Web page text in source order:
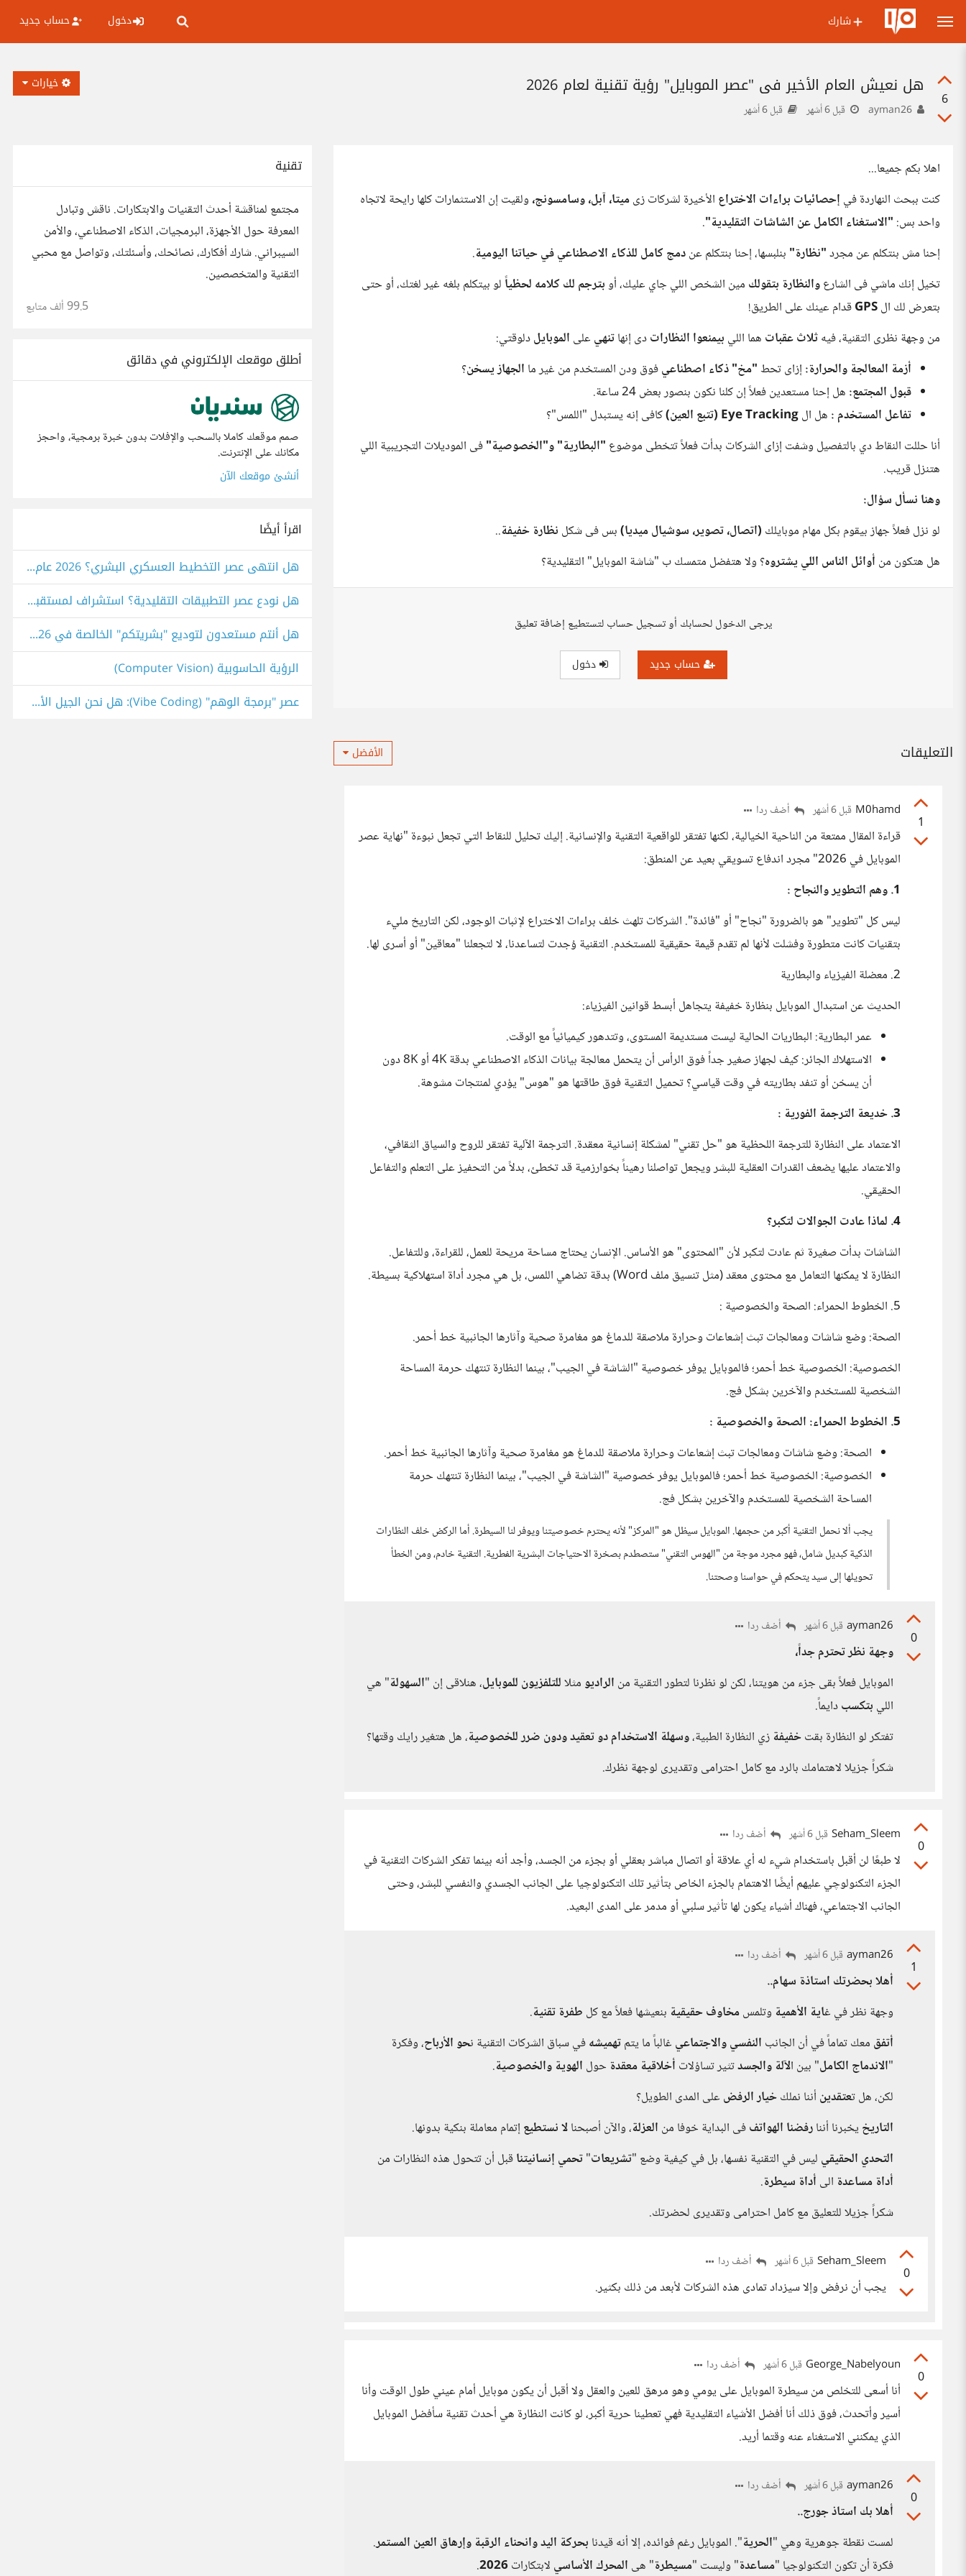
شارك دخول حساب جديد
6
هل نعيش العام الأخير في "عصر الموبايل" رؤية تقنية لعام 2026
قبل 6 أشهر قبل 6 أشهر
خيارات
اهلا بكم جميعا...
كنت ببحث النهاردة في إحصائيات براءات الاختراع الأخيرة لشركات زىميتا، آبل، وسامسونج، ولقيت إن الاستثمارات كلها رايحة لاتجاه
واحد بس: "الاستغناء الكامل عن الشاشات التقليدية".
إحنا مش بنتكلم عن مجرد"نظارة" بنلبسها، إحنا بنتكلم عندمج كامل للذكاء الاصطناعي في حياتنا اليومية.
تخيل إنك ماشي فى الشارعوالنظارة بتقولك مين الشخص اللي جاي عليك، أوبترجم لك كلامه لحظياً لو بيتكلم بلغه غير لغتك، أو حتى
بتعرض لك الGPSقدام عينك على الطريق!
من وجهة نظرى التقنية، فيهثلاث عقبات هما اللي بيمنعوا النظاراتدى إنهاتنهي على الموبايلدلوقتي:
أزمة المعالجة والحرارة:إزاى تحط"مخ"ذكاء اصطناعيفوق ودن المستخدم من غير ما الجهاز يسخن؟
قبول المجتمع: هل إحنا مستعدين فعلاً إن كلنا نكون بنصور بعض 24 ساعة.
تفاعل المستخدم : هل الEye Tracking (تتبع العين)كافى إنه يستبدل "اللمس"؟
أنا حللت النقاط دي بالتفصيل وشفت إزاى الشركات بدأت فعلاً تتخطى موضوع "البطارية" و"الخصوصية"فى الموديلات التجريبية اللي
هتنزل قريب.
وهنا نسأل سؤال:
لو نزل فعلاً جهاز بيقوم بكل مهام موبايلك (اتصال، تصوير، سوشيال ميديا)بس فى شكل نظارة خفيفة..
هل هتكون من أوائل الناس اللي يشتروه؟ ولا هتفضل متمسك ب "شاشة الموبايل" التقليدية؟
يرجى الدخول لحسابك أو تسجيل حساب لتستطيع إضافة تعليق
حساب جديد دخول
التعليقات الأفضل
1
M0hamd قبل 6 أشهر أضف ردا
قراءة المقال ممتعة من الناحية الخيالية، لكنها تفتقر للواقعية التقنية والإنسانية. إليك تحليل للنقاط التي تجعل نبوءة "نهاية عصر
الموبايل في 2026" مجرد اندفاع تسويقي بعيد عن المنطق:
1. وهم التطوير والنجاح :
ليس كل "تطوير" هو بالضرورة "نجاح" أو "فائدة". الشركات تلهث خلف براءات الاختراع لإثبات الوجود، لكن التاريخ مليء
بتقنيات كانت متطورة وفشلت لأنها لم تقدم قيمة حقيقية للمستخدم. التقنية وُجدت لتساعدنا، لا لتجعلنا "معاقين" أو أسرى لها.
2. معضلة الفيزياء والبطارية
الحديث عن استبدال الموبايل بنظارة خفيفة يتجاهل أبسط قوانين الفيزياء:
عمر البطارية: البطاريات الحالية ليست مستديمة المستوى، وتتدهور كيميائياً مع الوقت.
الاستهلاك الجائر: كيف لجهاز صغير جداً فوق الرأس أن يتحمل معالجة بيانات الذكاء الاصطناعي بدقة 4K أو 8K دون
أن يسخن أو تنفد بطاريته في وقت قياسي؟ تحميل التقنية فوق طاقتها هو "هوس" يؤدي لمنتجات مشوهة.
3. خديعة الترجمة الفورية :
الاعتماد على النظارة للترجمة اللحظية هو "حل تقني" لمشكلة إنسانية معقدة. الترجمة الآلية تفتقر للروح والسياق الثقافي،
والاعتماد عليها يضعف القدرات العقلية للبشر ويجعل تواصلنا رهيناً بخوارزمية قد تخطئ، بدلاً من التحفيز على التعلم والتفاعل
الحقيقي.
4. لماذا عادت الجوالات لتكبر؟
الشاشات بدأت صغيرة ثم عادت لتكبر لأن "المحتوى" هو الأساس. الإنسان يحتاج مساحة مريحة للعمل، للقراءة، وللتفاعل.
النظارة لا يمكنها التعامل مع محتوى معقد (مثل تنسيق ملف Word) بدقة تضاهي اللمس، بل هي مجرد أداة استهلاكية بسيطة.
5. الخطوط الحمراء: الصحة والخصوصية :
الصحة: وضع شاشات ومعالجات تبث إشعاعات وحرارة ملاصقة للدماغ هو مغامرة صحية وآثارها الجانبية خط أحمر.
الخصوصية: الخصوصية خط أحمر؛ فالموبايل يوفر خصوصية "الشاشة في الجيب"، بينما النظارة تنتهك حرمة المساحة
الشخصية للمستخدم والآخرين بشكل فج.
5. الخطوط الحمراء: الصحة والخصوصية :
الصحة: وضع شاشات ومعالجات تبث إشعاعات وحرارة ملاصقة للدماغ هو مغامرة صحية وآثارها الجانبية خط أحمر.
الخصوصية: الخصوصية خط أحمر؛ فالموبايل يوفر خصوصية "الشاشة في الجيب"، بينما النظارة تنتهك حرمة
المساحة الشخصية للمستخدم والآخرين بشكل فج.
يجب ألا نحمل التقنية أكبر من حجمها. الموبايل سيظل هو "المركز" لأنه يحترم خصوصيتنا ويوفر لنا السيطرة. أما الركض خلف النظارات
الذكية كبديل شامل، فهو مجرد موجة من "الهوس التقني" ستصطدم بصخرة الاحتياجات البشرية الفطرية. التقنية خادم، ومن الخطأ
تحويلها إلى سيد يتحكم في حواسنا وصحتنا.
0
ayman26 قبل 6 أشهر أضف ردا
وجهة نظر تحترم جداً،
الموبايل فعلاً بقى جزء من هويتنا، لكن لو نظرنا لتطور التقنية من الراديو مثلاللتلفزيون للموبايل، هنلاقى إن "السهولة" هي
اللي بتكسبدايماً.
تفتكر لو النظارة بقتخفيفة زي النظارة الطبية،وسهلة الاستخدام دو تعقيد ودون ضرر للخصوصية، هل هتغير رايك وقتها؟
شكراً جزيلا لاهتمامك بالرد مع كامل احترامى وتقديرى لوجهة نظرك.
0
Seham_Sleem قبل 6 أشهر أضف ردا
لا طبعًا لن أقبل باستخدام شيء له أي علاقة أو اتصال مباشر بعقلي أو بجزء من الجسد، وأجد أنه بينما تفكر الشركات التقنية في
الجزء التكنولوچي عليهم أيضًا الاهتمام بالجزء الخاص بتأثير تلك التكنولوچيا على الجانب الجسدي والنفسي للبشر، وحتى
الجانب الاجتماعي، فهناك أشياء يكون لها تأثير سلبي أو مدمر على المدى البعيد.
1
ayman26 قبل 6 أشهر أضف ردا
أهلا بحضرتك استاذة سهام..
وجهة نظر في غاية الأهمية وتلمسمخاوف حقيقية بنعيشها فعلاً مع كل طفرة تقنية.
أتفق معك تماماً في أن الجانب النفسي والاجتماعي غالباً ما يتمتهميشهفي سباق الشركات التقنية نحو الأرباح، وفكرة
"الاندماج الكامل" بين الآلة والجسدتثير تساؤلات أخلاقية معقدة حول الهوية والخصوصية.
لكن، هل تعتقدين أننا نملكخيار الرفض على المدى الطويل؟
التاريخ يخبرنا أننارفضنا الهواتففى البداية خوفا من العزلة، والآن أصبحنالا نستطيعإتمام معاملة بنكية بدونها.
التحدي الحقيقي ليس في التقنية نفسها، بل في كيفية وضع "تشريعات"تحمي إنسانيتناقبل أن تتحول هذه النظارات من
أداة مساعدة الى أداة سيطرة.
شكراً جزيلا للتعليق مع كامل احترامى وتقديرى لحضرتك.
0
Seham_Sleem قبل 6 أشهر أضف ردا
يجب أن نرفض وإلا سيزداد تمادى هذه الشركات لأبعد من ذلك بكثير.
0
George_Nabelyoun قبل 6 أشهر أضف ردا
أنا أسعى للتخلص من سيطرة الموبايل على يومي وهو مرهق للعين والعقل ولا أقبل أن يكون موبايل أمام عيني طول الوقت وأنا
أسير وأتحدث، فوق ذلك أنا أفضل الأشياء التقليدية فهي تعطينا حرية أكبر، لو كانت النظارة هي أحدث تقنية سأفضل الموبايل
الذي يمكنني الاستغناء عنه وقتما أريد.
0
ayman26 قبل 6 أشهر أضف ردا
أهلا بك استاذ جورج..
لمست نقطة جوهرية وهي "الحرية". الموبايل رغم فوائده، إلا أنه قيدنا بحركة اليدوانحناء الرقبة وإرهاق العين المستمر.
فكرة أن تكون التكنولوجيا "مساعدة" وليست "مسيطرة" هى المحرك الأساسي لابتكارات2026
.
تقنية
مجتمع لمناقشة أحدث التقنيات والابتكارات. ناقش وتبادل
المعرفة حول الأجهزة، البرمجيات، الذكاء الاصطناعي، والأمن
السيبراني. شارك أفكارك، نصائحك، وأسئلتك، وتواصل مع محبي
التقنية والمتخصصين.
99.5 ألف متابع
أطلق موقعك الإلكتروني في دقائق
صمم موقعك كاملا بالسحب والإفلات بدون خبرة برمجية، واحجز
مكانك على الإنترنت.
أنشئ موقعك الآن
اقرأ أيضًا
هل انتهى عصر التخطيط العسكري البشري؟ 2026 عام الخوارزميات القاتلة
هل نودع عصر التطبيقات التقليدية؟ استشراف لمستقبل الواجهات البرمجية في 2026
هل أنتم مستعدون لتوديع "بشريتكم" الخالصة في 2026؟
الرؤية الحاسوبية (Computer Vision)
عصر "برمجة الوهم" (Vibe Coding): هل نحن الجيل الأخير من المهندسين أم مجرد "مُنسقين"؟